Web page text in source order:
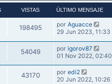
VISTAS ÚLTIMO MENSAJE
198495 por Aguacce
29 Jun 2023, 11:33
54049 por igorov87
01 Nov 2022, 02:40
43170 por edi2
20 Jun 2022, 10:26